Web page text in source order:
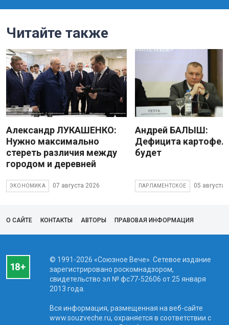
Читайте также
Александр ЛУКАШЕНКО:
Нужно максимально
стереть различия между
городом и деревней
ЭКОНОМИКА 07 августа 2026
Андрей БАЛЫШ:
Дефицита
будет
ПАРЛАМЕНТСКОЕ 05 августа
О САЙТЕ КОНТАКТЫ АВТОРЫ ПРАВОВАЯ ИНФОРМАЦИЯ
© 1991-2026 «Союзное Вече». Сетевое издание
зарегистрировано роскомнадзором,
свидетельство эл № фc77-52606 от 25 января
2013 года.
Вся информация, размещенная на веб-сайте
www.souzveche.ru, охраняется в соответствии с